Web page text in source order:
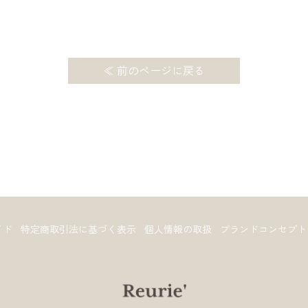
≪ 前のページに戻る
特定商取引法に基づく表示 個人情報の取扱 ブランドコンセプト